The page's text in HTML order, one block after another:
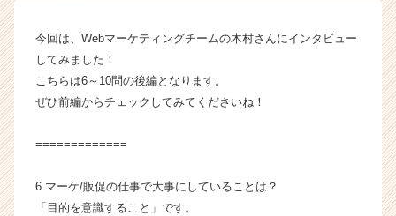
ら
い！
【株
&
C
今回は、Webマーケティングチームの木村さんにインタビュー
してみました！
こちらは6～10問の後編となります。
ぜひ前編からチェックしてみてくださいね！
=============
6.マーケ/販促の仕事で大事にしていることは？
「目的を意識すること」です。